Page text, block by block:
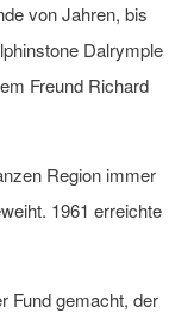
von Jahren, bis
Dalrymple
Freund Richard
Region immer
1961 erreichte
Fund gemacht, der